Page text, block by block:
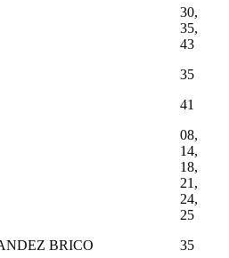
30,
35,
43
35
41
08,
14,
18,
21,
24,
25
BRICO 35